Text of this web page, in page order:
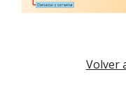
Volver